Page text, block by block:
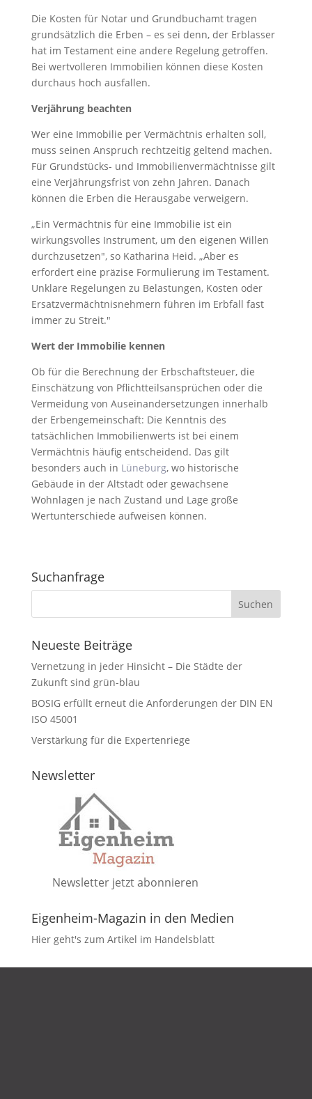
Die Kosten für Notar und Grundbuchamt tragen
grundsätzlich die Erben – es sei denn, der Erblasser
hat im Testament eine andere Regelung getroffen.
Bei wertvolleren Immobilien können diese Kosten
durchaus hoch ausfallen.
Verjährung beachten
Wer eine Immobilie per Vermächtnis erhalten soll,
muss seinen Anspruch rechtzeitig geltend machen.
Für Grundstücks- und Immobilienvermächtnisse gilt
eine Verjährungsfrist von zehn Jahren. Danach
können die Erben die Herausgabe verweigern.
„Ein Vermächtnis für eine Immobilie ist ein
wirkungsvolles Instrument, um den eigenen Willen
durchzusetzen", so Katharina Heid. „Aber es
erfordert eine präzise Formulierung im Testament.
Unklare Regelungen zu Belastungen, Kosten oder
Ersatzvermächtnisnehmern führen im Erbfall fast
immer zu Streit."
Wert der Immobilie kennen
Ob für die Berechnung der Erbschaftsteuer, die
Einschätzung von Pflichtteilsansprüchen oder die
Vermeidung von Auseinandersetzungen innerhalb
der Erbengemeinschaft: Die Kenntnis des
tatsächlichen Immobilienwerts ist bei einem
Vermächtnis häufig entscheidend. Das gilt
besonders auch in Lüneburg, wo historische
Gebäude in der Altstadt oder gewachsene
Wohnlagen je nach Zustand und Lage große
Wertunterschiede aufweisen können.
Suchanfrage
Neueste Beiträge
Vernetzung in jeder Hinsicht – Die Städte der
Zukunft sind grün-blau
BOSIG erfüllt erneut die Anforderungen der DIN EN
ISO 45001
Verstärkung für die Expertenriege
Newsletter
Newsletter jetzt abonnieren
Eigenheim-Magazin in den Medien
Hier geht's zum Artikel im Handelsblatt
DATENSCHUTZ